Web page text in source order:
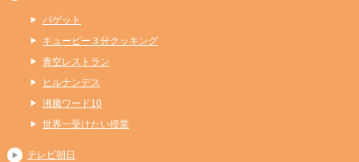
バゲット
キューピー３分クッキング
青空レストラン
ヒルナンデス
沸騰ワード10
世界一受けたい授業
テレビ朝日